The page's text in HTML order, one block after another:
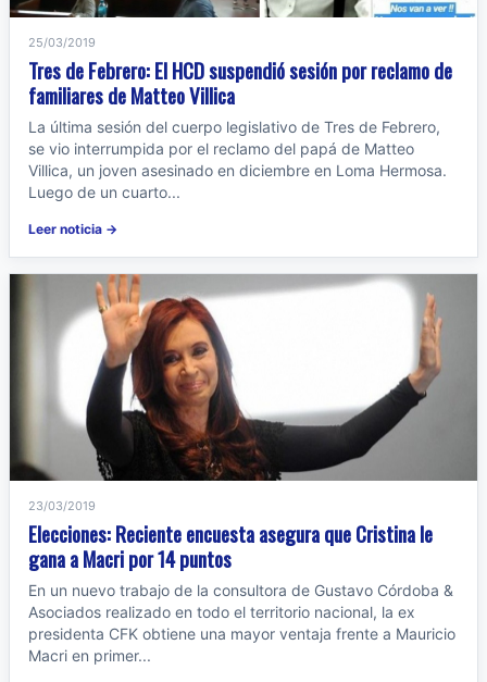
25/03/2019
Tres de Febrero: El HCD suspendió sesión por reclamo de
familiares de Matteo Villica
La última sesión del cuerpo legislativo de Tres de Febrero,
se vio interrumpida por el reclamo del papá de Matteo
Villica, un joven asesinado en diciembre en Loma Hermosa.
Luego de un cuarto...
Leer noticia →
23/03/2019
Elecciones: Reciente encuesta asegura que Cristina le
gana a Macri por 14 puntos
En un nuevo trabajo de la consultora de Gustavo Córdoba &
Asociados realizado en todo el territorio nacional, la ex
presidenta CFK obtiene una mayor ventaja frente a Mauricio
Macri en primer...